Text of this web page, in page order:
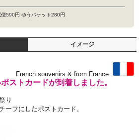
便590円 ゆうパケット280円
イメージ
French souvenirs & from France:
ストカードが到着しました。
り
ーフにしたポストカード。